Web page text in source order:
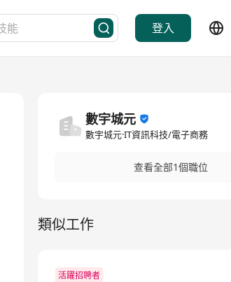
登入
數宇城元
數宇城元·IT資訊科技/電子商務
查看全部1個職位
類似工作
活躍招聘者